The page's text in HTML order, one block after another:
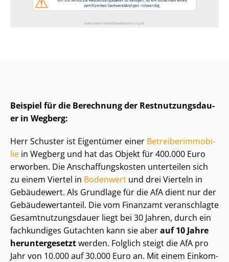
Beispiel für die Berechnung der Rest­nut­zungs­dau­
er in Wegberg:
Herr Schuster ist Eigentümer einer Be­trei­ber­im­mo­bi­
lie in Wegberg und hat das Objekt für 400.000 Euro
erworben. Die An­schaf­fungs­kos­ten unterteilen sich
zu einem Viertel in Bodenwert und drei Vierteln in
Gebäudewert. Als Grundlage für die AfA dient nur der
Ge­bäu­de­wert­an­teil. Die vom Finanzamt veranschlagte
Ge­samt­nut­zungs­dau­er liegt bei 30 Jahren, durch ein
fachkundiges Gutachten kann sie aberauf 10 Jahre
heruntergesetztwerden. Folglich steigt die AfA pro
Jahr von 10.000 auf 30.000 Euro an. Mit einem Ein­kom­